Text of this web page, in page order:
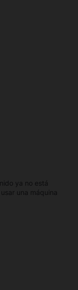
ya no está
una máquina